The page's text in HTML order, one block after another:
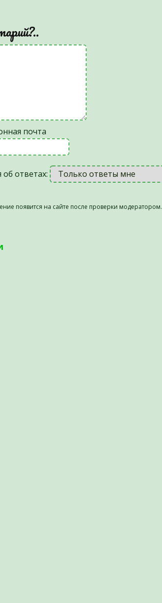
почта
ответах:
появится на сайте после проверки модератором.